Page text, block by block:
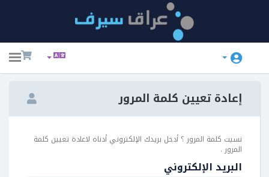
إعادة تعيين كلمة المرور
نسيت كلمة المرور ؟ أدخل بريدك الإلكتروني أدناه لاعادة تعيين كلمة
المرور .
البريد الإلكتروني